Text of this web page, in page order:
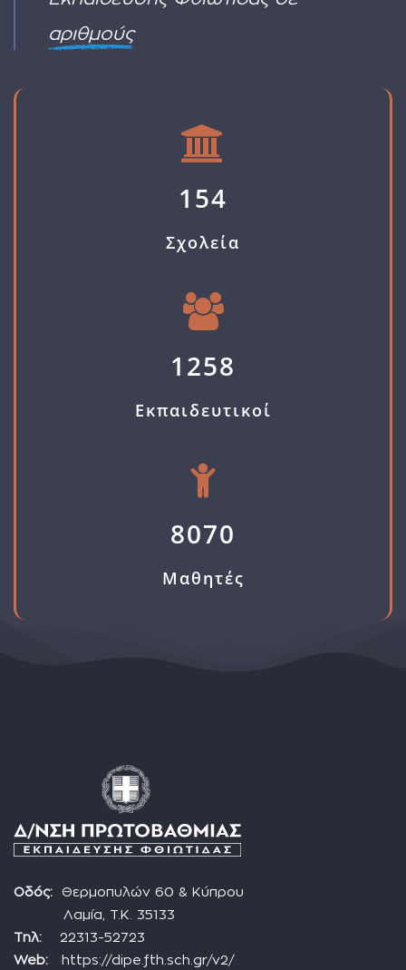
ΑΙΤΗΣΗ
ΔΙΟΡΙΣΜΟΥ
αριθμούς
154
Σχολεία
1258
Εκπαιδευτικοί
8070
Μαθητές
Οδός: Θερμοπυλών 60 & Κύπρου
Λαμία, Τ.Κ. 35133
Τηλ: 22313-52723
Web: https://dipe.fth.sch.gr/v2/